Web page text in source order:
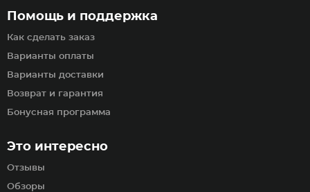
Помощь и поддержка
Как сделать заказ
Варианты оплаты
Варианты доставки
Возврат и гарантия
Бонусная программа
Это интересно
Отзывы
Обзоры